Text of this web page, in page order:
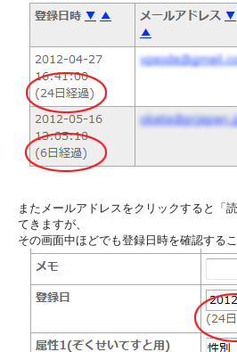
またメールアドレスをクリックすると「
てきますが、
その画面中ほどでも登録日時を確認する